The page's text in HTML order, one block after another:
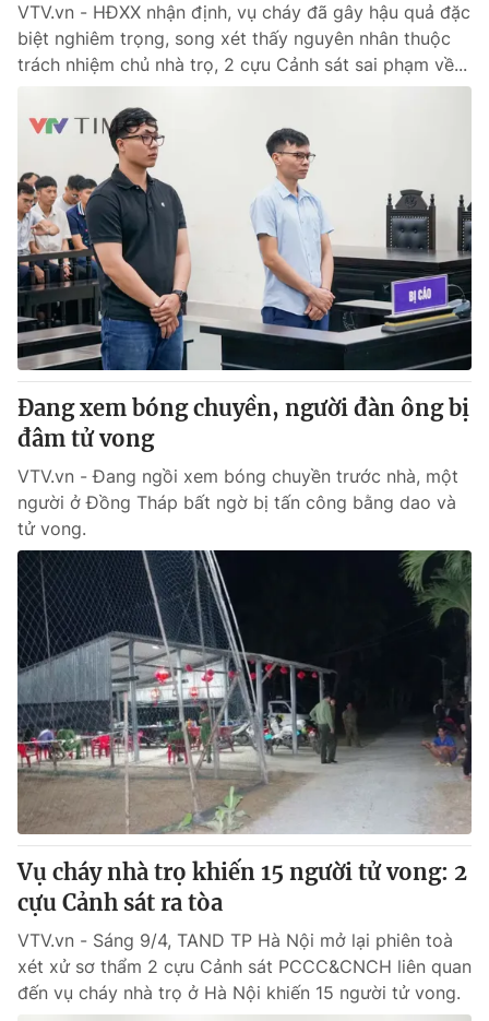
VTV.vn - HĐXX nhận định, vụ cháy đã gây hậu quả đặc
biệt nghiêm trọng, song xét thấy nguyên nhân thuộc
trách nhiệm chủ nhà trọ, 2 cựu Cảnh sát sai phạm về...
Đang xem bóng chuyền, người đàn ông bị
đâm tử vong
VTV.vn - Đang ngồi xem bóng chuyền trước nhà, một
người ở Đồng Tháp bất ngờ bị tấn công bằng dao và
tử vong.
Vụ cháy nhà trọ khiến 15 người tử vong: 2
cựu Cảnh sát ra tòa
VTV.vn - Sáng 9/4, TAND TP Hà Nội mở lại phiên toà
xét xử sơ thẩm 2 cựu Cảnh sát PCCC&CNCH liên quan
đến vụ cháy nhà trọ ở Hà Nội khiến 15 người tử vong.